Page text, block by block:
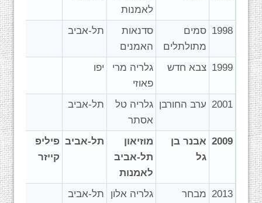
לאמנות
1998 סמים
מתולתלים
סדנאות
האמנים
תל-אביב
1999 צבא חדש
גלריה מרי
פאוזי
יפו
2001 ערב החורבן גלריה טל
אסתר
תל-אביב
2009 אבנר בן
גל
מוזיאון
תל-אביב
לאמנות
תל-אביב פיליפ
קייזר
2013 מבחר
גלריה אלון
תל-אביב